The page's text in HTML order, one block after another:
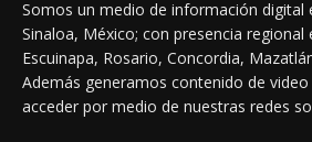
Somos un medio de información digital
Sinaloa, México; con presencia regional
Escuinapa, Rosario, Concordia,
Además generamos contenido de
acceder por medio de nuestras redes